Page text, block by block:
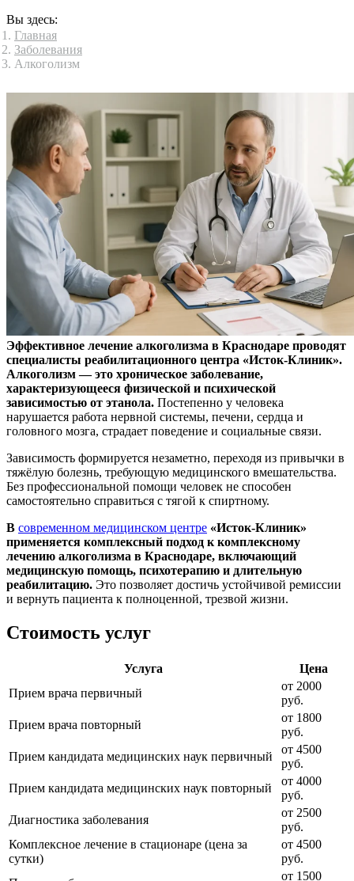
Вы здесь:
Главная
Заболевания
Алкоголизм
Эффективное лечение алкоголизма в Краснодаре проводят
специалисты реабилитационного центра «Исток-Клиник».
Алкоголизм — это хроническое заболевание,
характеризующееся физической и психической
зависимостью от этанола. Постепенно у человека
нарушается работа нервной системы, печени, сердца и
головного мозга, страдает поведение и социальные связи.
Зависимость формируется незаметно, переходя из привычки в
тяжёлую болезнь, требующую медицинского вмешательства.
Без профессиональной помощи человек не способен
самостоятельно справиться с тягой к спиртному.
В современном медицинском центре «Исток-Клиник»
применяется комплексный подход к комплексному
лечению алкоголизма в Краснодаре, включающий
медицинскую помощь, психотерапию и длительную
реабилитацию. Это позволяет достичь устойчивой ремиссии
и вернуть пациента к полноценной, трезвой жизни.
Стоимость услуг
Услуга
Цена
Прием врача первичный
от 2000
руб.
Прием врача повторный
от 1800
руб.
Прием кандидата медицинских наук первичный
от 4500
руб.
Прием кандидата медицинских наук повторный
от 4000
руб.
Диагностика заболевания
от 2500
руб.
Комплексное лечение в стационаре (цена за
сутки)
от 4500
руб.
от 1500